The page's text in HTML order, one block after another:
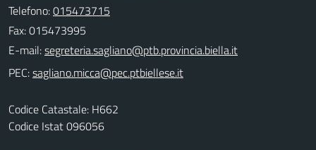
Telefono:015473715
Fax: 015473995
E-mail:
PEC:
Codice Catastale: H662
Codice Istat 096056